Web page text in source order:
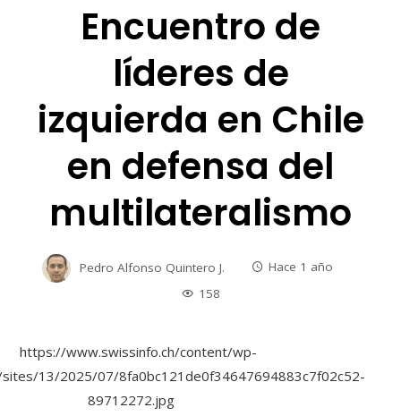
Encuentro de
líderes de
izquierda en Chile
en defensa del
multilateralismo
Pedro Alfonso Quintero J.
Hace 1 año
158